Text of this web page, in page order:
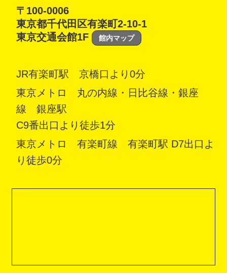
〒100-0006
東京都千代田区有楽町2-10-1
東京交通会館1F
館内マップ
JR有楽町駅 京橋口より0分
東京メトロ 丸の内線・日比谷線・銀座
線 銀座駅
C9番出口より徒歩1分
東京メトロ 有楽町線 有楽町駅 D7出口よ
り徒歩0分